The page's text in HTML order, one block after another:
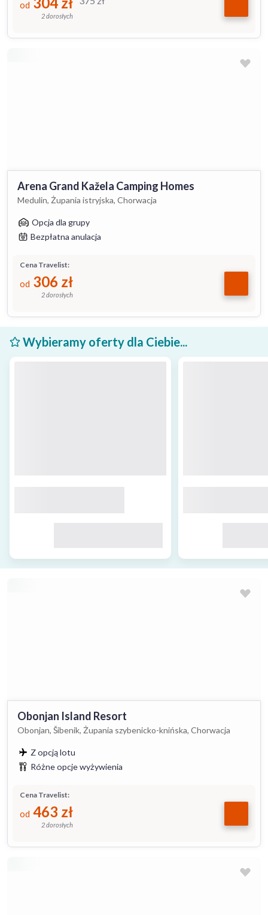
od
2 dorosłych
Arena Grand Kažela Camping Homes
Medulin, Żupania istryjska, Chorwacja
Opcja dla grupy
Bezpłatna anulacja
Cena Travelist:
od 306 zł
2 dorosłych
Wybieramy oferty dla Ciebie...
Obonjan Island Resort
Obonjan, Šibenik, Żupania szybenicko-knińska, Chorwacja
Z opcją lotu
Różne opcje wyżywienia
Cena Travelist:
od 463 zł
2 dorosłych